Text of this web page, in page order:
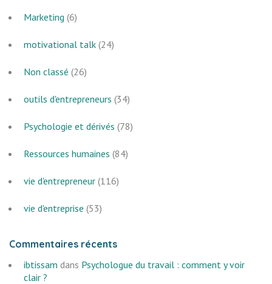
Marketing (6)
motivational talk (24)
Non classé (26)
outils d'entrepreneurs (34)
Psychologie et dérivés (78)
Ressources humaines (84)
vie d'entrepreneur (116)
vie d'entreprise (53)
Commentaires récents
ibtissam dans Psychologue du travail : comment y voir
clair ?